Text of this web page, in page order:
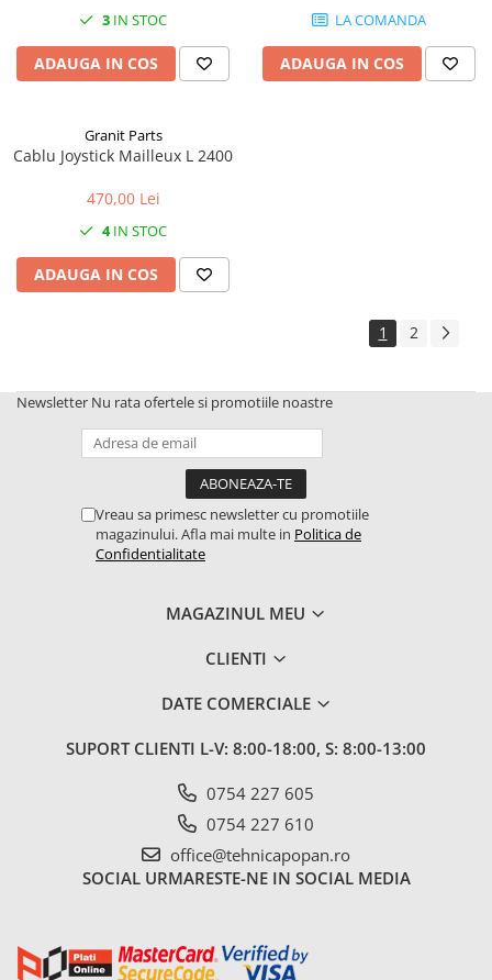
3 IN STOC
ADAUGA IN COS
LA COMANDA
ADAUGA IN COS
Granit Parts
Cablu Joystick Mailleux L 2400
470,00 Lei
4IN STOC
ADAUGA IN COS
1 2
Newsletter Nu rata ofertele si promotiile noastre
Vreau sa primesc newsletter cu promotiile
magazinului. Afla mai multe in Politica de
Confidentialitate
MAGAZINUL MEU
CLIENTI
DATE COMERCIALE
SUPORT CLIENTI L-V: 8:00-18:00, S: 8:00-13:00
0754 227 605
0754 227 610
office@tehnicapopan.ro
SOCIAL URMARESTE-NE IN SOCIAL MEDIA